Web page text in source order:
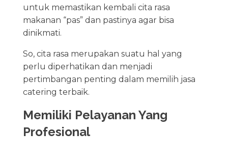
untuk memastikan kembali cita rasa
makanan “pas” dan pastinya agar bisa
dinikmati.
So, cita rasa merupakan suatu hal yang
perlu diperhatikan dan menjadi
pertimbangan penting dalam memilih jasa
catering terbaik.
Memiliki Pelayanan Yang
Profesional